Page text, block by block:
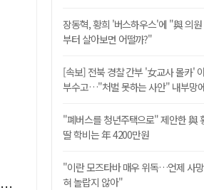
장동혁, 황희 '버스하우스'에 "與 의
부터 살아보면 어떨까?"
[속보] 전북 경찰 간부 '女교사 몰카'
부수고…"처벌 못하는 사안" 내부망
"폐버스를 청년주택으로" 제안한 與
딸 학비는 年 4200만원
"이란 모즈타바 매우 위독…언제 사
혀 놀랍지 않아"